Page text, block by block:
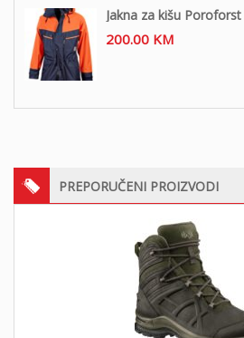
Jakna za kišu
200.00 KM
PREPORUČENI PROIZVODI